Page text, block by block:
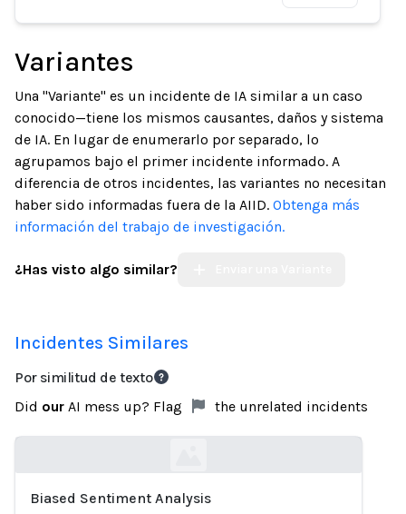
Variantes
Una "Variante" es un incidente de IA similar a un caso
conocido—tiene los mismos causantes, daños y sistema
de IA. En lugar de enumerarlo por separado, lo
agrupamos bajo el primer incidente informado. A
diferencia de otros incidentes, las variantes no necesitan
haber sido informadas fuera de la AIID. Obtenga más
información del trabajo de investigación.
¿Has visto algo similar?
Incidentes Similares
Por similitud de texto
Did our AI mess up? Flag the unrelated incidents
Biased Sentiment Analysis